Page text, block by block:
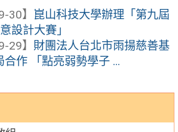
30】 崑山科技大學辦理「第九屆
設計大賽」
29】 財團法人台北市雨揚慈善基
作 「點亮弱勢學子 ...